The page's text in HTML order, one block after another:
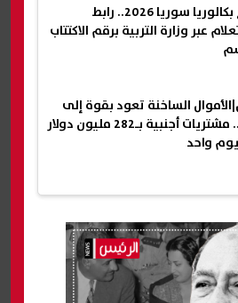
نتائج بكالوريا سوريا 2026.. رابط
عبر وزارة التربية برقم الاكتتاب
الساخنة تعود بقوة إلى
مصر.. مشتريات أجنبية بـ282 مليون دولار
واحد